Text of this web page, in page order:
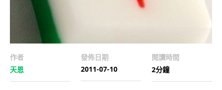
作者
天恩
發佈日期
2011-07-10
閱讀時間
2分鐘